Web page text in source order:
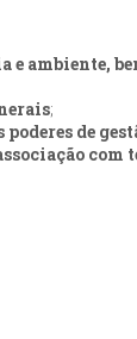
ambiente,
;
de